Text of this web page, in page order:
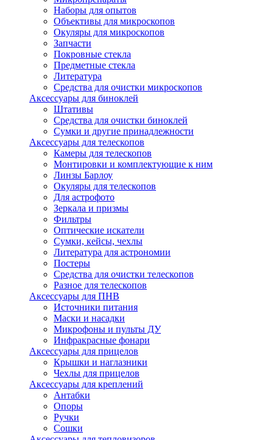
Наборы для опытов
Объективы для микроскопов
Окуляры для микроскопов
Запчасти
Покровные стекла
Предметные стекла
Литература
Средства для очистки микроскопов
Аксессуары для биноклей
Штативы
Средства для очистки биноклей
Сумки и другие принадлежности
Аксессуары для телескопов
Камеры для телескопов
Монтировки и комплектующие к ним
Линзы Барлоу
Окуляры для телескопов
Для астрофото
Зеркала и призмы
Фильтры
Оптические искатели
Сумки, кейсы, чехлы
Литература для астрономии
Постеры
Средства для очистки телескопов
Разное для телескопов
Аксессуары для ПНВ
Источники питания
Маски и насадки
Микрофоны и пульты ДУ
Инфракрасные фонари
Аксессуары для прицелов
Крышки и наглазники
Чехлы для прицелов
Аксессуары для креплений
Антабки
Опоры
Ручки
Сошки